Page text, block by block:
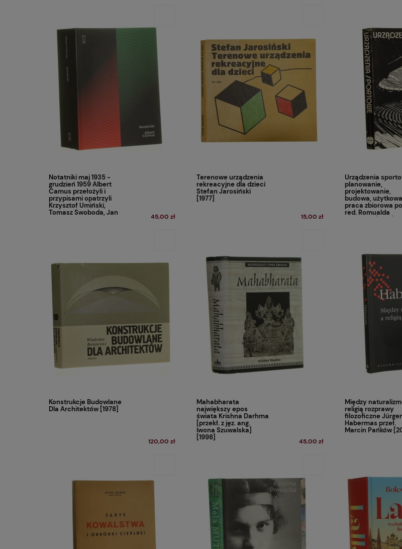
Notatniki maj 1935 -
grudzień 1959 Albert
Camus przełożyli i
przypisami opatrzyli
Krzysztof Umiński,
Tomasz Swoboda, Jan
45,00 zł
Terenowe urządzenia
rekreacyjne dla dzieci
Stefan Jarosiński
[1977]
15,00 zł
Urządzenia
planowanie,
projektowanie,
budowa,
praca zbiorowa
red. Romualda
Konstrukcje Budowlane
Dla Architektów [1978]
120,00 zł
Mahabharata
największy epos
świata Krishna Darhma
[przekł. z jęz. ang.
Iwona Szuwalska]
[1998]
45,00 zł
Między
religią rozprawy
filozoficzne
Habermas przeł.
Marcin Pańków